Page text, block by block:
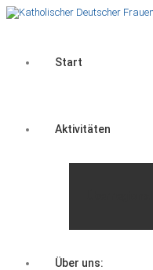
Start
Aktivitäten
Über uns: